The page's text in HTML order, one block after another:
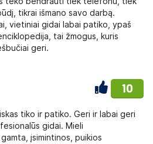
tikrai išmano savo darbą.
vietiniai gidai labai patiko, ypaš
tai žmogus, kuris
geri.
10
tiko ir patiko. Geri ir labai geri
gidai. Mieli
įsimintinos, puikios